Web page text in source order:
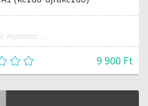
Olasz, spanyol nyelvtanár. Kismama és női jóga oktató.
9 900 Ft